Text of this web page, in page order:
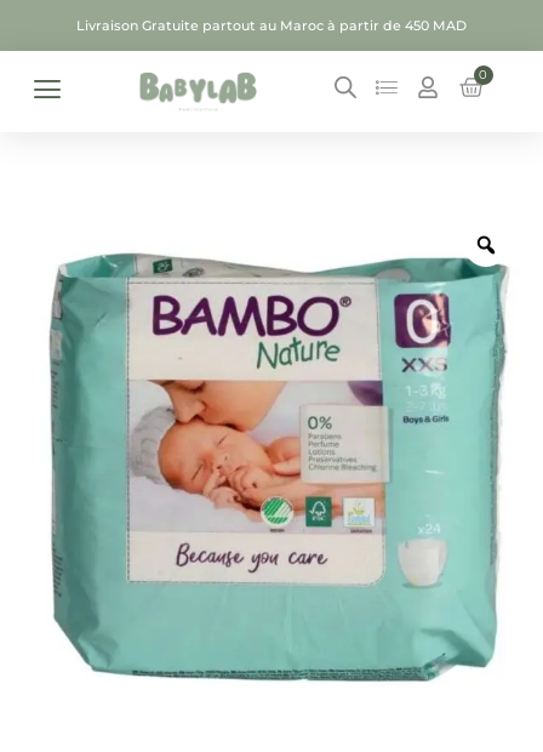
Livraison Gratuite partout au Maroc à partir de 450 MAD
0